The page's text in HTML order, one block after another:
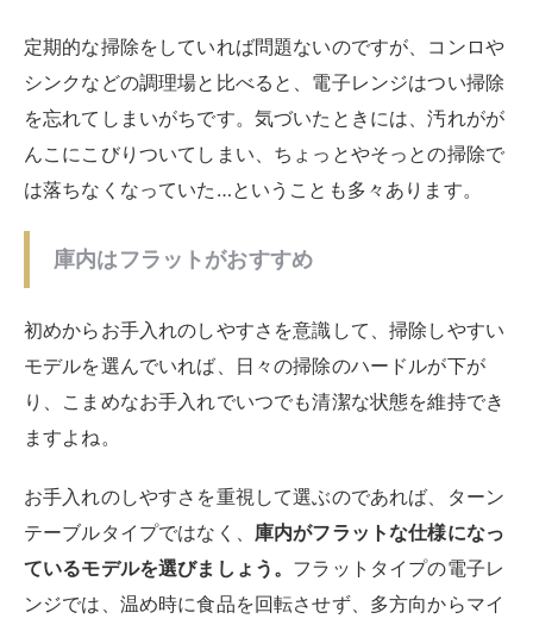
定期的な掃除をしていれば問題ないのですが、コンロや
シンクなどの調理場と比べると、電子レンジはつい掃除
を忘れてしまいがちです。気づいたときには、汚れがが
んこにこびりついてしまい、ちょっとやそっとの掃除で
は落ちなくなっていた…ということも多々あります。
庫内はフラットがおすすめ
初めからお手入れのしやすさを意識して、掃除しやすい
モデルを選んでいれば、日々の掃除のハードルが下が
り、こまめなお手入れでいつでも清潔な状態を維持でき
ますよね。
お手入れのしやすさを重視して選ぶのであれば、ターン
テーブルタイプではなく、 庫内がフラットな仕様になっ
ているモデルを選びましょう。 フラットタイプの電子レ
ンジでは、温め時に食品を回転させず、多方向からマイ